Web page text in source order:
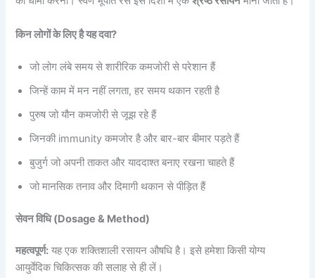
किन लोगों के लिए है यह दवा?
जो लोग लंबे समय से शारीरिक कमजोरी से परेशान हैं
जिन्हें काम में मन नहीं लगता, हर समय थकान रहती है
पुरुष जो यौन कमजोरी से जूझ रहे हैं
जिनकी immunity कमजोर है और बार-बार बीमार पड़ते हैं
बुजुर्ग जो अपनी ताकत और याददाश्त बनाए रखना चाहते हैं
जो मानसिक तनाव और दिमागी थकान से पीड़ित हैं
सेवन विधि (Dosage & Method)
महत्वपूर्ण: यह एक शक्तिशाली रसायन औषधि है। इसे हमेशा किसी योग्य
आयुर्वेदिक चिकित्सक की सलाह से ही लें।